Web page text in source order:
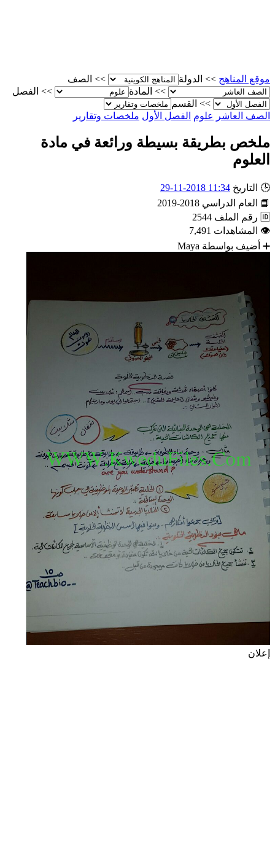
موقع المناهج >> الدولة >>
الصف
>>
المادة >>
الفصل
>>
القسم
الصف العاشر
علوم الفصل الأول ملخصات وتقارير
ملخص بطريقة بسيطة ورائعة في مادة
العلوم
🕒 التاريخ 11:34 2018-11-29
📘
العام الدراسي 2018-2019
🆔 رقم الملف 2544
👁
المشاهدات 7,491
➕
أضيف بواسطة Maya
إعلان